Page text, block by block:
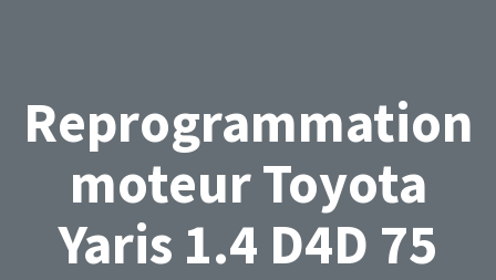
Reprogrammation
moteur Toyota
Yaris 1.4 D4D 75